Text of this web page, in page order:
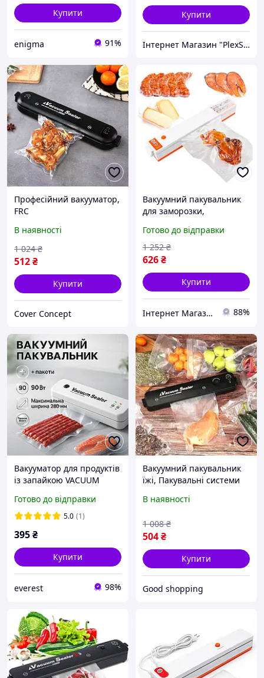
Купити
enigma 91%
Купити
Інтернет Магазин "PlexStore"
Професійний вакууматор,
FRC
В наявності
512₴
1 024 ₴
Купити
Cover Concept
Вакуумний пакувальник
для заморозки,
вакууматор для
домашнього
використання, Машина
для вакуумної запайки,
MTS
Готово до відправки
626₴
1 252 ₴
Купити
Інтернет Магазин "StepShop" 88%
Вакууматор для продуктів
із запайкою VACUUM
Вакууматор для вологих
продуктів SK-95
Готово до відправки
5.0 (1)
395₴
Купити
everest 98%
Вакуумний пакувальник
їжі, Пакувальні системи
Пристрій для пакування
В наявності
504₴
1 008 ₴
Купити
Good shopping